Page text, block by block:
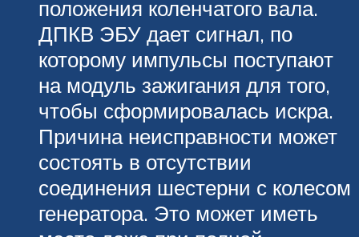
положения коленчатого вала.
ДПКВ ЭБУ дает сигнал, по
которому импульсы поступают
на модуль зажигания для того,
чтобы сформировалась искра.
Причина неисправности может
состоять в отсутствии
соединения шестерни с колесом
генератора. Это может иметь